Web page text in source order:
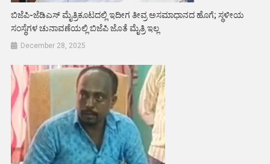
ಬಿಜೆಪಿ-ಜೆಡಿಎಸ್ ಮೈತ್ರಿಕೂಟದಲ್ಲಿ ಇದೀಗ ತೀವ್ರ ಅಸಮಾಧಾನದ ಹೊಗೆ; ಸ್ಥಳೀಯ
ಸಂಸ್ಥೆಗಳ ಚುನಾವಣೆಯಲ್ಲಿ ಬಿಜೆಪಿ ಜೊತೆ ಮೈತ್ರಿ ಇಲ್ಲ
December 28, 2025